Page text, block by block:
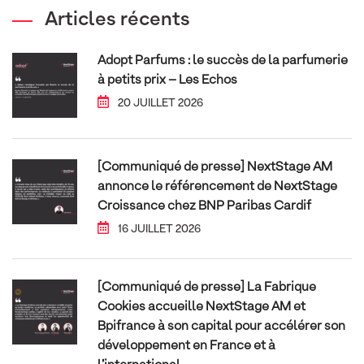
Articles récents
Adopt Parfums : le succès de la parfumerie
à petits prix – Les Echos
20 JUILLET 2026
[Communiqué de presse] NextStage AM
annonce le référencement de NextStage
Croissance chez BNP Paribas Cardif
16 JUILLET 2026
[Communiqué de presse] La Fabrique
Cookies accueille NextStage AM et
Bpifrance à son capital pour accélérer son
développement en France et à